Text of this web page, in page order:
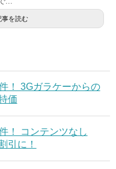
事を読む
！ 3Gガラケーからの
価
！ コンテンツなし
引に！